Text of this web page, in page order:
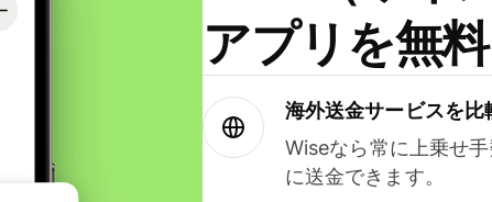
アプリを無
海外送金サービスを比
Wiseなら常に上乗せ
に送金できます。